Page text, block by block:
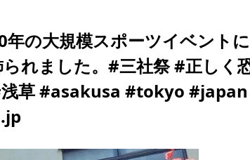
の大規模スポーツイベント
れました。#三社祭 #正しく
浅草 #asakusa #tokyo